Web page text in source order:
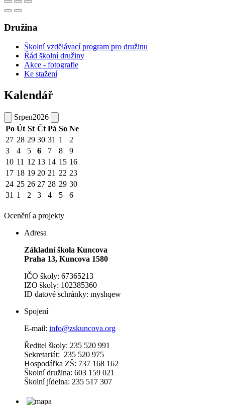
Družina
Školní vzdělávací program pro družinu
Řád školní družiny
Akce - fotografie
Ke stažení
Kalendář
Srpen2026
Po Út St Čt Pá So Ne
27 28 29 30 31 1
2
3
4 5 6 7 8
9
10 11 12 13 14 15 16
17 18 19 20 21 22 23
24 25 26 27 28 29 30
31 1 2 3 4 5 6
Ocenění a projekty
Adresa
Základní škola Kuncova
Praha 13, Kuncova 1580
IČO školy: 67365213
IZO školy: 102385360
ID datové schránky: myshqew
Spojení
E-mail: info@zskuncova.org
Ředitel školy: 235 520 991
Sekretariát: 235 520 975
Hospodářka ZŠ: 737 168 162
Školní družina: 603 159 021
Školní jídelna: 235 517 307